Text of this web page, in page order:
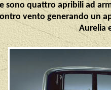
sono quattro apribili ad
vento generando un
Aurelia